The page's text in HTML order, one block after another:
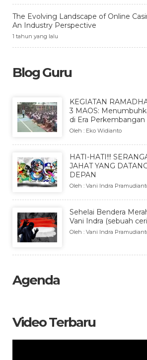
The Evolving Landscape of Online
An Industry Perspective
1 tahun yang lalu
Blog Guru
KEGIATAN
3 MAOS:
di Era Perkembangan
Oleh : Eko Widianto
HATI-HATI!!!
JAHAT YANG
DEPAN
Oleh : Vani Indra
Sehelai Bendera
Vani Indra (sebuah
Oleh : Vani Indra
Agenda
Video Terbaru